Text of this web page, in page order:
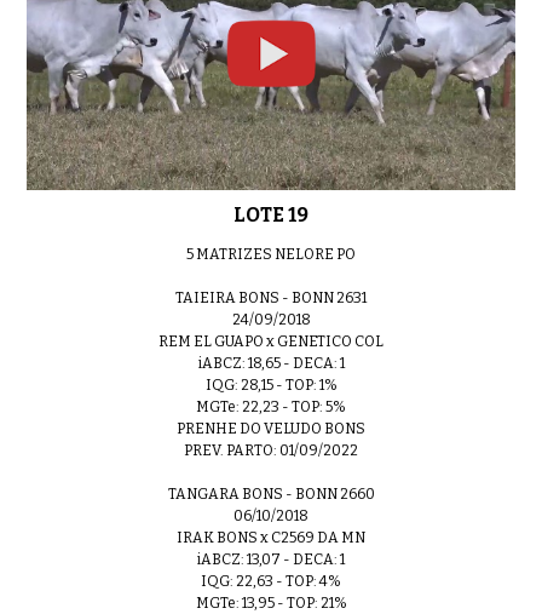
LOTE 19
5 MATRIZES NELORE PO
TAIEIRA BONS - BONN 2631
24/09/2018
REM EL GUAPO x GENETICO COL
iABCZ: 18,65 - DECA: 1
IQG: 28,15 - TOP: 1%
MGTe: 22,23 - TOP: 5%
PRENHE DO VELUDO BONS
PREV. PARTO: 01/09/2022
TANGARA BONS - BONN 2660
06/10/2018
IRAK BONS x C2569 DA MN
iABCZ: 13,07 - DECA: 1
IQG: 22,63 - TOP: 4%
MGTe: 13,95 - TOP: 21%